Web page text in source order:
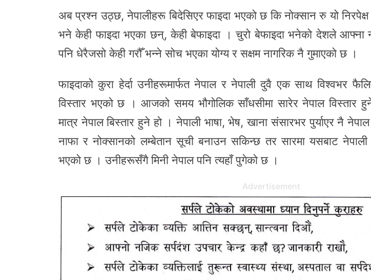
अब प्रश्न उठ्छ, नेपालीहरू बिदेसिएर फाइदा भएको छ कि नोक्सान रु यो निरपेक्ष
भने केही फाइदा भएका छन्, केही बेफाइदा । चुरो बेफाइदा भनेको देशले आफ्ना
पनि धेरैजसो केही गरौँ भन्ने सोच भएका योग्य र सक्षम नागरिक नै गुमाएको छ ।
फाइदाको कुरा हेर्दा उनीहरूमार्फत नेपाल र नेपाली दुवै एक साथ विश्वभर
विस्तार भएको छ । आजको समय भौगोलिक साँधसीमा सारेर नेपाल विस्तार
मात्र नेपाल बिस्तार हुने हो । नेपाली भाषा, भेष, खाना संसारभर पुर्याएर नै
नाफा र नोक्सानको लम्बेतान सूची बनाउन सकिन्छ तर सारमा यसबाट नेपाली
भएको छ । उनीहरूसँगै मिनी नेपाल पनि त्यहाँ पुगेको छ ।
Advertisement